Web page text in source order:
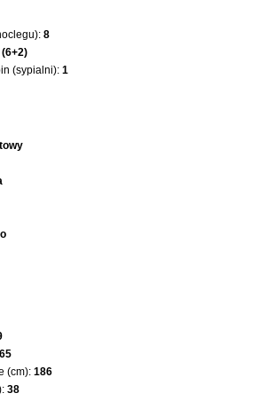
8
(6+2)
(sypialni): 1
(cm): 186
38